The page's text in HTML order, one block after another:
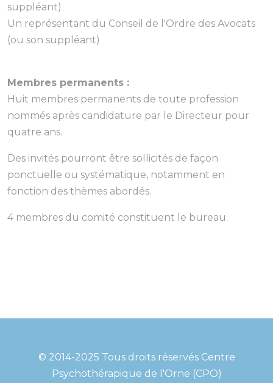
suppléant)
Un représentant du Conseil de l'Ordre des Avocats
(ou son suppléant)
Membres permanents :
Huit membres permanents de toute profession
nommés après candidature par le Directeur pour
quatre ans.
Des invités pourront être sollicités de façon
ponctuelle ou systématique, notamment en
fonction des thèmes abordés.
4 membres du comité constituent le bureau.
© 2014-2025 Tous droits réservés Centre
Psychothérapique de l'Orne (CPO)